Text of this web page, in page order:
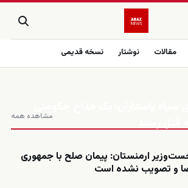
مقالات نوشتار نسخه قدیمی
مشاهده همه
سپاه پاسداران: یک مداح حکومتی
رسید
ارمنستان: پیمان صلح با جمهوری
و تصویب نشده است